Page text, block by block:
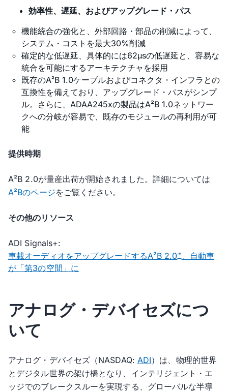
効率性、遅延、およびアップグレード・パス
機能統合の強化と、外部回路・部品の削減によって、
システム・コストを最大30%削減
確定的な低遅延、具体的には62µsの低遅延と、容易な
統合を可能にするアーキテクチャを採用
既存のA²B 1.0ケーブルおよびコネクタ・インフラとの
互換性を備えており、アップグレード・パスがシンプ
ル。さらに、ADAA245xの製品はA²B 1.0ネットワー
クへの分岐が容易で、既存のモジュールの再利用が可
能
提供時期
A²B 2.0が量産出荷が開始されました。詳細については
A²Bのページをご覧ください。
その他のリソース
ADI Signals+:
車載オーディオをアップグレードするA²B 2.0™、自動車
が「第3の空間」に
アナログ・デバイセズにつ
いて
アナログ・デバイセズ（NASDAQ: ADI）は、物理的世界
とデジタル世界の架け橋となり、インテリジェント・エ
ッジでのブレークスルーを実現する、グローバルな半導